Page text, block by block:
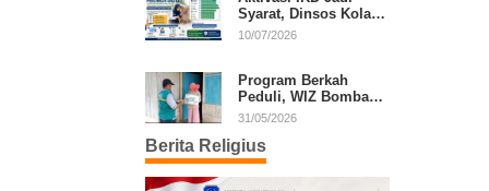
Syarat, Dinsos Kolaka
Sosialisasikan
10/07/2026
Program Berkah
Peduli, WIZ Bombana
Bantu Lansia dan
31/05/2026
Berita Religius